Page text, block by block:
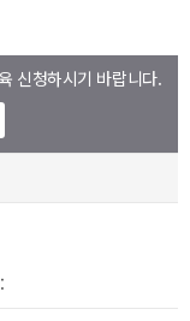
신청하시기 바랍니다.